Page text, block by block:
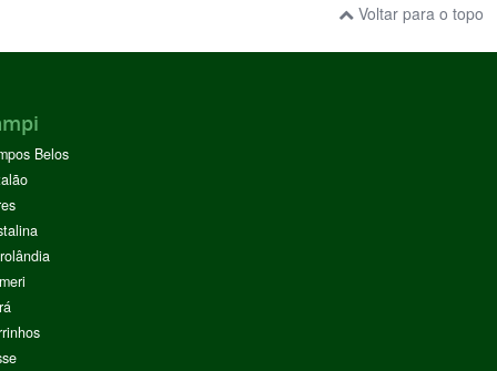
Voltar para o topo
Belos